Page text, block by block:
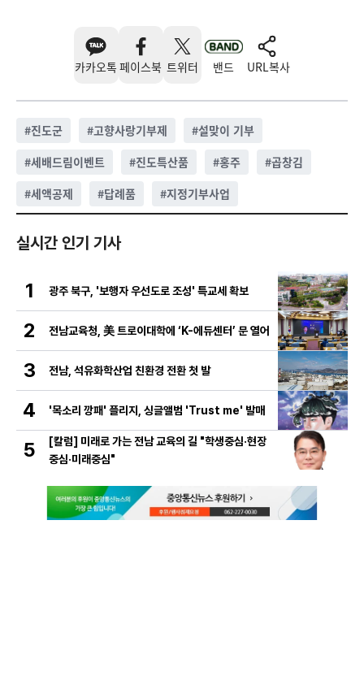
카카오톡 페이스북 트위터 밴드 URL복사
#진도군 #고향사랑기부제 #설맞이 기부
#세배드림이벤트 #진도특산품 #홍주 #곱창김
#세액공제 #답례품 #지정기부사업
실시간 인기 기사
1 광주 북구, '보행자 우선도로 조성' 특교세 확보
2 전남교육청, 美 트로이대학에 ‘K-에듀센터’ 문 열어
3 전남, 석유화학산업 친환경 전환 첫 발
4 '목소리 깡패' 플리지, 싱글앨범 'Trust me' 발매
5
[칼럼] 미래로 가는 전남 교육의 길 "학생중심·현장
중심·미래중심"